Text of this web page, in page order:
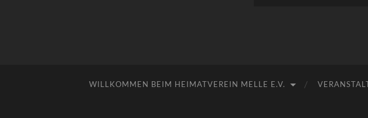
WILLKOMMEN BEIM HEIMATVEREIN MELLE E.V.